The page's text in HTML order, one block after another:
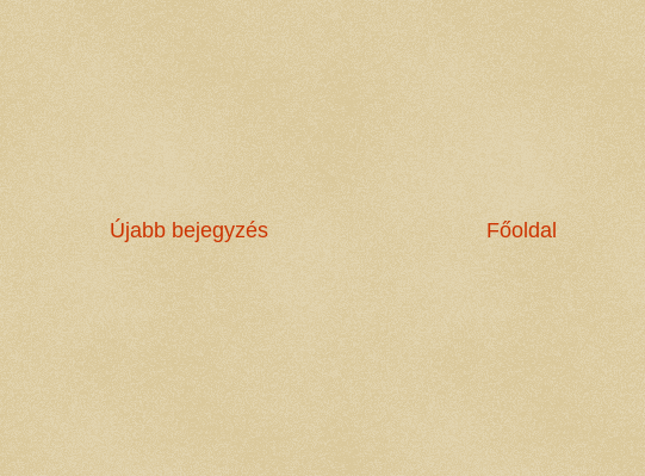
Újabb bejegyzés Főoldal